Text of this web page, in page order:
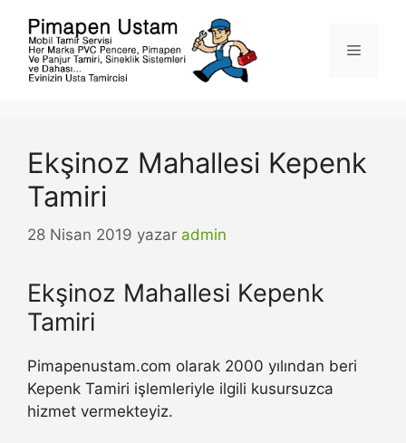
Menü
Ekşinoz Mahallesi Kepenk
Tamiri
28 Nisan 2019 yazar admin
Ekşinoz Mahallesi Kepenk
Tamiri
Pimapenustam.com olarak 2000 yılından beri
Kepenk Tamiri işlemleriyle ilgili kusursuzca
hizmet vermekteyiz.